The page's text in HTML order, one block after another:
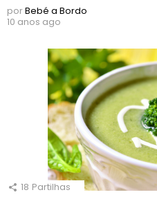
porBebé a Bordo
10 anos ago
18 Partilhas